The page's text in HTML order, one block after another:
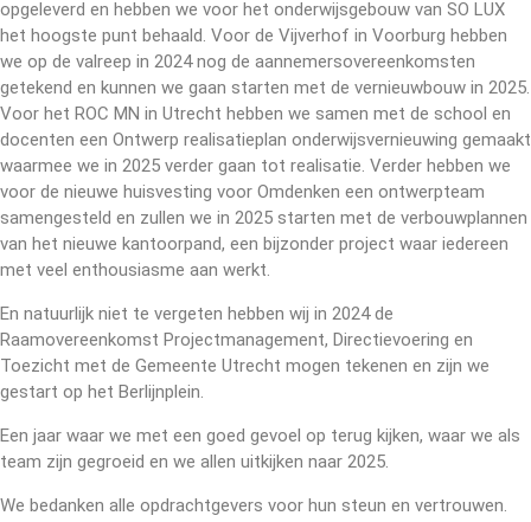
opgeleverd en hebben we voor het onderwijsgebouw van SO LUX
het hoogste punt behaald. Voor de Vijverhof in Voorburg hebben
we op de valreep in 2024 nog de aannemersovereenkomsten
getekend en kunnen we gaan starten met de vernieuwbouw in 2025.
Voor het ROC MN in Utrecht hebben we samen met de school en
docenten een Ontwerp realisatieplan onderwijsvernieuwing gemaakt
waarmee we in 2025 verder gaan tot realisatie. Verder hebben we
voor de nieuwe huisvesting voor Omdenken een ontwerpteam
samengesteld en zullen we in 2025 starten met de verbouwplannen
van het nieuwe kantoorpand, een bijzonder project waar iedereen
met veel enthousiasme aan werkt.
En natuurlijk niet te vergeten hebben wij in 2024 de
Raamovereenkomst Projectmanagement, Directievoering en
Toezicht met de Gemeente Utrecht mogen tekenen en zijn we
gestart op het Berlijnplein.
Een jaar waar we met een goed gevoel op terug kijken, waar we als
team zijn gegroeid en we allen uitkijken naar 2025.
We bedanken alle opdrachtgevers voor hun steun en vertrouwen.